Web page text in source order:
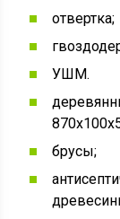
отвертка;
УШМ.
брусы;